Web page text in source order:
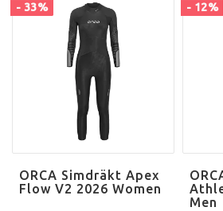
- 33%
ORCA Simdräkt Apex
Flow V2 2026 Women
- 12%
Men